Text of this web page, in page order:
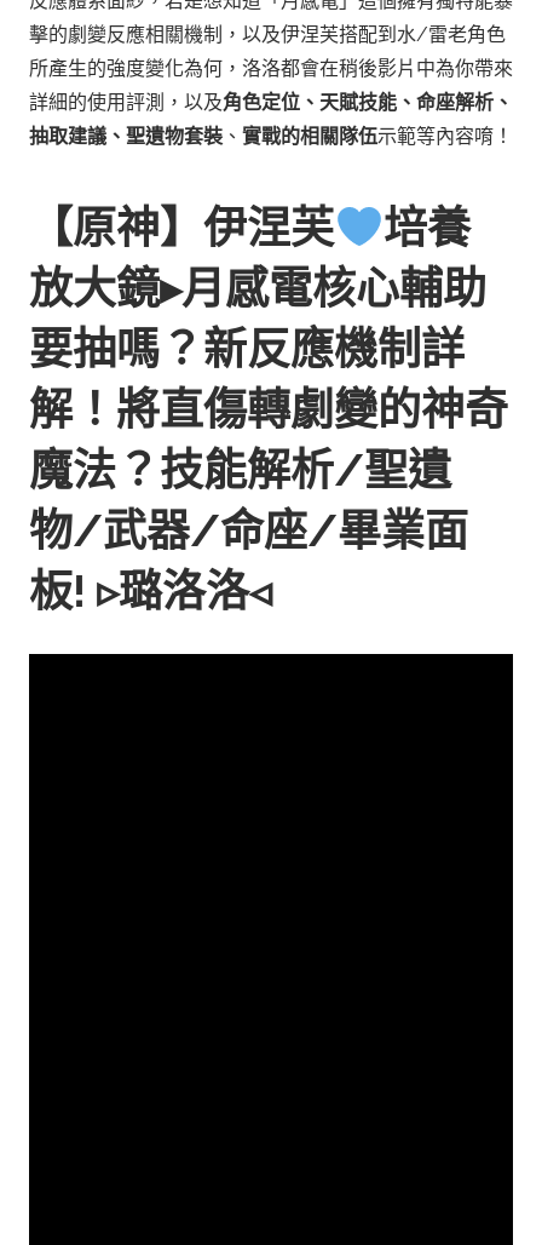
擊的劇變反應相關機制，以及伊涅芙搭配到水/雷老角色
所產生的強度變化為何，洛洛都會在稍後影片中為你帶來
詳細的使用評測，以及角色定位、天賦技能、命座解析、
抽取建議、聖遺物套裝 、 實戰的相關隊伍示範等內容唷！
【原神】伊涅芙
培養
放大鏡▸月感電核心輔助
要抽嗎？新反應機制詳
解！將直傷轉劇變的神奇
魔法？技能解析/聖遺
物/武器/命座/畢業面
板! ▹璐洛洛◃